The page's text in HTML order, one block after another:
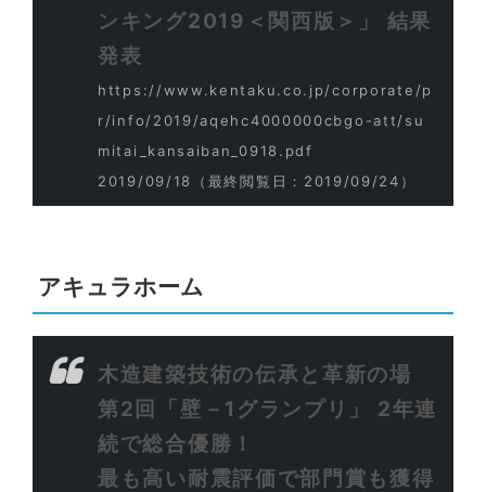
ンキング2019＜関西版＞」 結果
発表
https://www.kentaku.co.jp/corporate/p
r/info/2019/aqehc4000000cbgo-att/su
mitai_kansaiban_0918.pdf
2019/09/18
（最終閲覧日：2019/09/24）
アキュラホーム
木造建築技術の伝承と革新の場
第2回「壁－1グランプリ」 2年連
続で総合優勝！
最も高い耐震評価で部門賞も獲得